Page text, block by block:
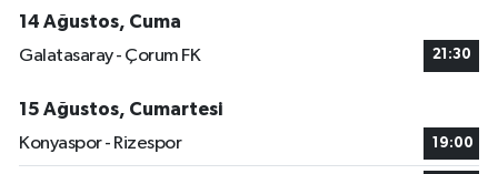
14 Ağustos, Cuma
Galatasaray - Çorum FK
21:30
15 Ağustos, Cumartesi
Konyaspor - Rizespor
19:00